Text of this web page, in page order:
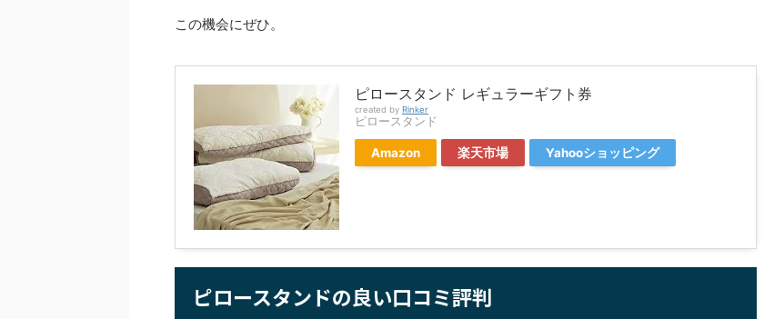
この機会にぜひ。
ピロースタンド レギュラーギフト券
created by Rinker
ピロースタンド
Amazon 楽天市場 Yahooショッピング
ピロースタンドの良い口コミ評判